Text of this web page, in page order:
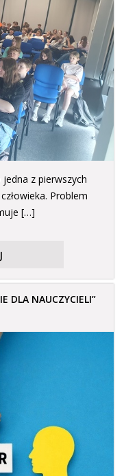
z pierwszych
Problem
[…]
DLA NAUCZYCIELI”